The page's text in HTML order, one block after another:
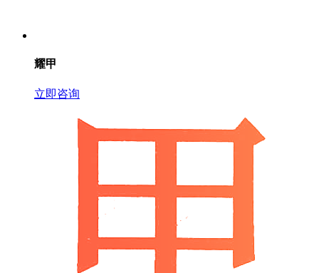
耀甲
立即咨询